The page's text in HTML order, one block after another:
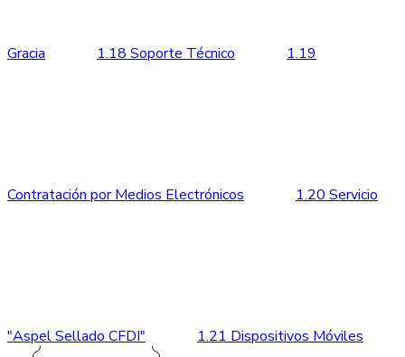
Gracia 1.18 Soporte Técnico 1.19
Contratación por Medios Electrónicos 1.20 Servicio
"Aspel Sellado CFDI" 1.21 Dispositivos Móviles